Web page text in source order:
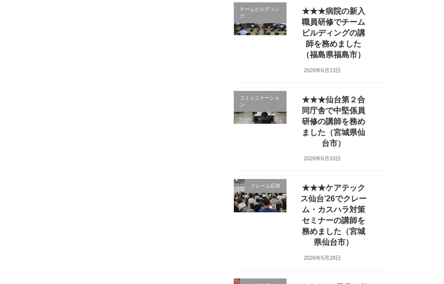
チームビルディン
グ
★★★病院の新入
職員研修でチーム
ビルディングの講
師を務めました
（福島県福島市）
2026年6月13日
コミュニケーショ
ン
★★★仙台第２合
同庁舎で中堅係員
研修の講師を務め
ました（宮城県仙
台市）
2026年6月10日
クレーム応対
★★★ケアテック
ス仙台’26でクレー
ム・カスハラ対策
セミナーの講師を
務めました（宮城
県仙台市）
2026年5月28日